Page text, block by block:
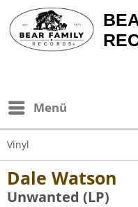
Menü
Vinyl
Dale Watson
Unwanted (LP)